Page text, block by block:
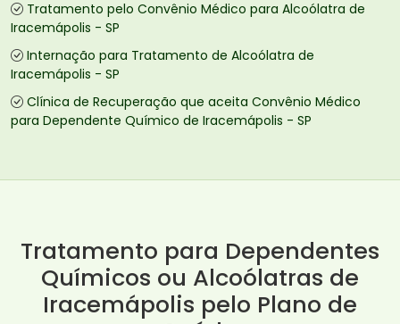
Tratamento pelo Convênio Médico para Alcoólatra de
Iracemápolis - SP
Internação para Tratamento de Alcoólatra de
Iracemápolis - SP
Clínica de Recuperação que aceita Convênio Médico
para Dependente Químico de Iracemápolis - SP
Tratamento para Dependentes
Químicos ou Alcoólatras de
Iracemápolis pelo Plano de